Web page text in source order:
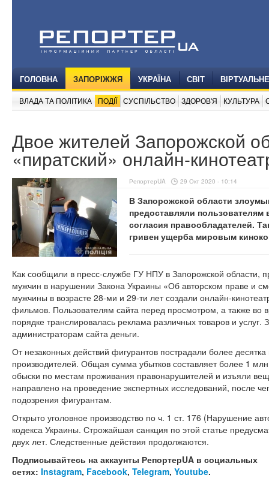
ГОЛОВНА ЗАПОРІЖЖЯ УКРАЇНА СВІТ
ВЛАДА ТА ПОЛІТИКА ПОДІЇ СУСПІЛЬСТВО ЗДОРОВ'Я КУЛЬТУРА
Двое жителей Запорожской
«пиратский» онлайн-
РепортерUA 29 Окт 2020 - 10:14
В Запорожской области
предоставляли
согласия правообладателей.
гривен ущерба мировым
Как сообщили в пресс-службе ГУ НПУ в Запорожской области,
мужчин в нарушении Закона Украины «Об авторском праве и
мужчины в возрасте 28-ми и 29-ти лет создали онлайн-
фильмов. Пользователям сайта перед просмотром, а также во
порядке транслировалась реклама различных товаров и услуг.
администраторам сайта деньги.
От незаконных действий фигурантов пострадали более
производителей. Общая сумма убытков составляет более 1
обыски по местам проживания правонарушителей и изъяли
направлено на проведение экспертных исследований, после
подозрения фигурантам.
Открыто уголовное производство по ч. 1 ст. 176 (Нарушение
кодекса Украины. Строжайшая санкция по этой статье
двух лет. Следственные действия продолжаются.
Подписывайтесь на аккаунты РепортерUA в социальных
сетях: Instagram, Facebook, Telegram, Youtube.